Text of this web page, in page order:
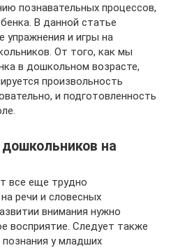
познавательных процессов,
В данной статье
упражнения и игры на
От того, как мы
в дошкольном возрасте,
произвольность
и подготовленность
на
все еще трудно
речи и словесных
внимания нужно
восприятие. Следует также
у младших